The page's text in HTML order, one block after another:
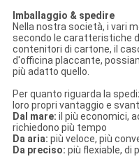
Imballaggio & spedire
Nella nostra società, i vari
secondo le caratteristiche
contenitori di cartone, il
d'officina placcante,
più adatto quello.
Per quanto riguarda la
loro propri vantaggio e
Dal mare: il più economici,
richiedono più tempo
Da aria: più veloce, più
Da preciso: più flexiable, di